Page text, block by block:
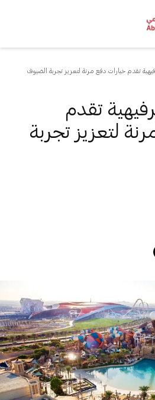
تقدم خيارات دفع مرنة لتعزيز تجربة الضيوف
تقدم
لتعزيز تجربة